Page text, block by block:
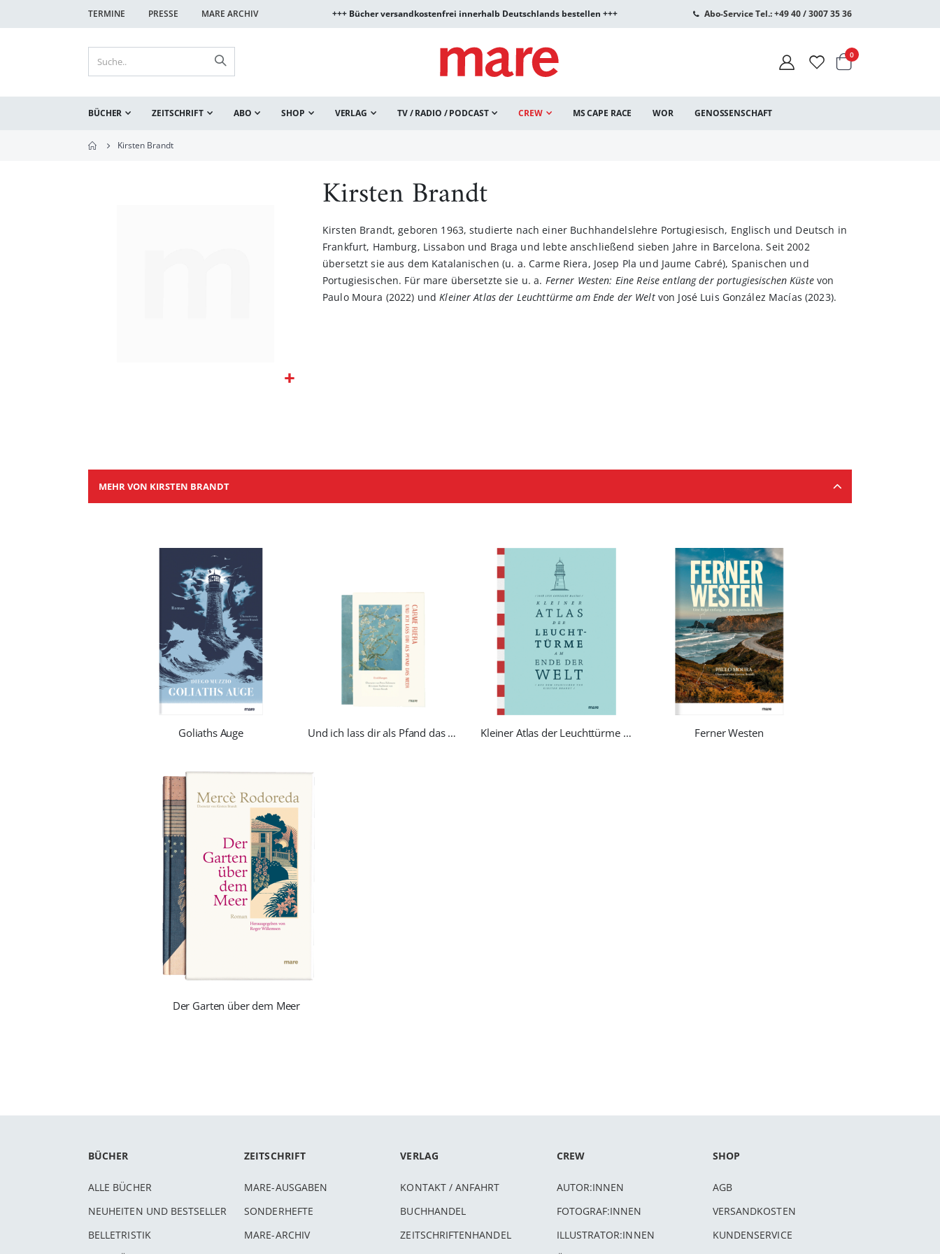
TERMINE PRESSE MARE ARCHIV +++ Bücher versandkostenfrei innerhalb Deutschlands bestellen +++ Abo-Service Tel.: +49 40 / 3007 35 36
Warenkorb
0Artikel
BÜCHER ZEITSCHRIFT ABO SHOP VERLAG TV / RADIO / PODCAST CREW MS CAPE RACE WOR GENOSSENSCHAFT
Kirsten Brandt
Kirsten Brandt
Kirsten Brandt, geboren 1963, studierte nach einer Buchhandelslehre Portugiesisch, Englisch und Deutsch in
Frankfurt, Hamburg, Lissabon und Braga und lebte anschließend sieben Jahre in Barcelona. Seit 2002
übersetzt sie aus dem Katalanischen (u. a. Carme Riera, Josep Pla und Jaume Cabré), Spanischen und
Portugiesischen. Für mare übersetzte sie u. a. Ferner Westen: Eine Reise entlang der portugiesischen Küstevon
Paulo Moura (2022) undKleiner Atlas der Leuchttürme am Ende der Welt von José Luis González Macías (2023).
MEHR VON KIRSTEN BRANDT
Goliaths Auge Und ich lass dir als Pfand das Meer Kleiner Atlas der Leuchttürme am Ende der Welt Ferner Westen
Der Garten über dem Meer
BÜCHER
ALLE BÜCHER
NEUHEITEN UND BESTSELLER
BELLETRISTIK
ZEITSCHRIFT
MARE-AUSGABEN
SONDERHEFTE
MARE-ARCHIV
VERLAG
KONTAKT / ANFAHRT
BUCHHANDEL
ZEITSCHRIFTENHANDEL
CREW
AUTOR:INNEN
FOTOGRAF:INNEN
ILLUSTRATOR:INNEN
SHOP
AGB
VERSANDKOSTEN
KUNDENSERVICE